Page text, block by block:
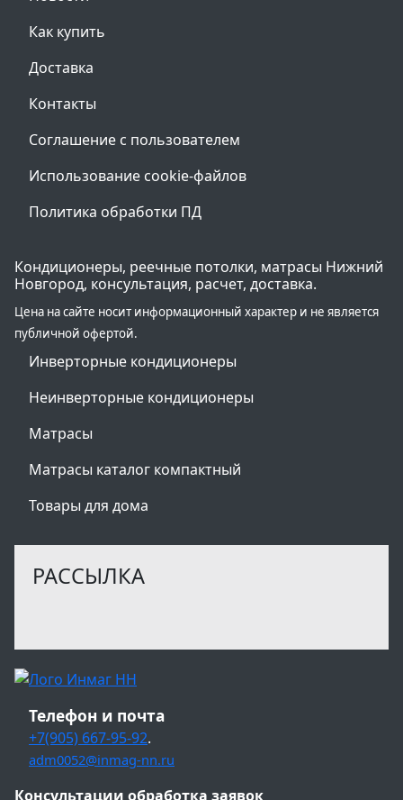
Как купить
Доставка
Контакты
Соглашение с пользователем
Использование cookie-файлов
Политика обработки ПД
Кондиционеры, реечные потолки, матрасы Нижний
Новгород, консультация, расчет, доставка.
Цена на сайте носит информационный характер и не является
публичной офертой.
Инверторные кондиционеры
Неинверторные кондиционеры
Матрасы
Матрасы каталог компактный
Товары для дома
РАССЫЛКА
Телефон и почта
+7(905) 667-95-92.
adm0052@inmag-nn.ru
Консультации обработка заявок